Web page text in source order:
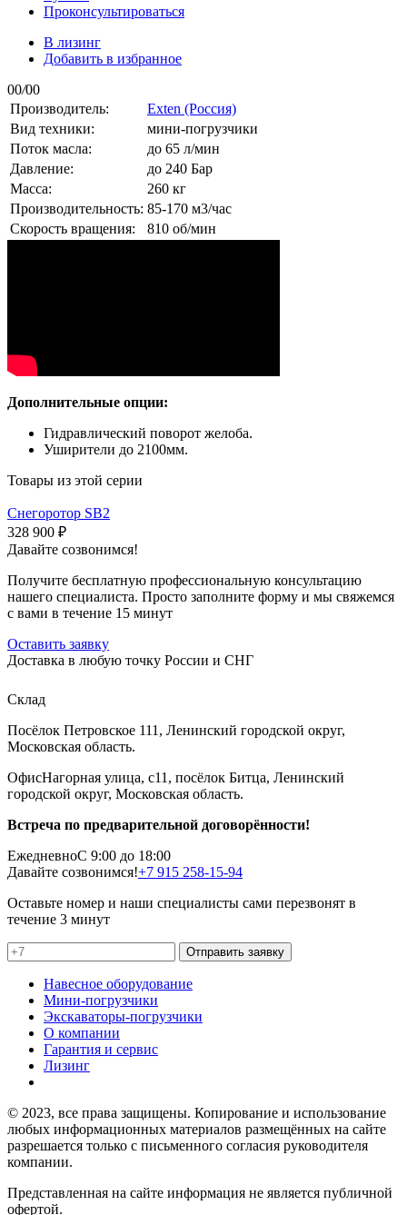
Проконсультироваться
В лизинг
Добавить в избранное
00/00
Производитель:
Exten (Россия)
Вид техники:
мини-погрузчики
Поток масла:
до 65 л/мин
Давление:
до 240 Бар
Масса:
260 кг
Производительность: 85-170 м3/час
Скорость вращения:
810 об/мин
Дополнительные опции:
Гидравлический поворот желоба.
Уширители до 2100мм.
Товары из этой серии
Снегоротор SB2
328 900 ₽
Давайте созвонимся!
Получите бесплатную профессиональную консультацию
нашего специалиста. Просто заполните форму и мы свяжемся
с вами в течение 15 минут
Оставить заявку
Доставка в любую точку России и СНГ
Склад
Посёлок Петровское 111, Ленинский городской округ,
Московская область.
ОфисНагорная улица, с11, посёлок Битца, Ленинский
городской округ, Московская область.
Встреча по предварительной договорённости!
ЕжедневноС 9:00 до 18:00
Давайте созвонимся!+7 915 258-15-94
Оставьте номер и наши специалисты сами перезвонят в
течение 3 минут
Отправить заявку
Навесное оборудование
Мини-погрузчики
Экскаваторы-погрузчики
О компании
Гарантия и сервис
Лизинг
© 2023, все права защищены. Копирование и использование
любых информационных материалов размещённых на сайте
разрешается только с письменного согласия руководителя
компании.
Представленная на сайте информация не является публичной
офертой.